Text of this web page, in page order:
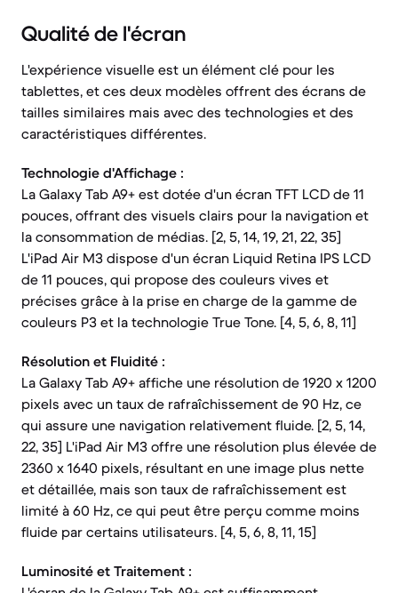
Qualité de l'écran
L'expérience visuelle est un élément clé pour les
tablettes, et ces deux modèles offrent des écrans de
tailles similaires mais avec des technologies et des
caractéristiques différentes.
Technologie d'Affichage :
La Galaxy Tab A9+ est dotée d'un écran TFT LCD de 11
pouces, offrant des visuels clairs pour la navigation et
la consommation de médias. [2, 5, 14, 19, 21, 22, 35]
L'iPad Air M3 dispose d'un écran Liquid Retina IPS LCD
de 11 pouces, qui propose des couleurs vives et
précises grâce à la prise en charge de la gamme de
couleurs P3 et la technologie True Tone. [4, 5, 6, 8, 11]
Résolution et Fluidité :
La Galaxy Tab A9+ affiche une résolution de 1920 x 1200
pixels avec un taux de rafraîchissement de 90 Hz, ce
qui assure une navigation relativement fluide. [2, 5, 14,
22, 35] L'iPad Air M3 offre une résolution plus élevée de
2360 x 1640 pixels, résultant en une image plus nette
et détaillée, mais son taux de rafraîchissement est
limité à 60 Hz, ce qui peut être perçu comme moins
fluide par certains utilisateurs. [4, 5, 6, 8, 11, 15]
Luminosité et Traitement :